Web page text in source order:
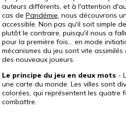
auteurs différents, et à l'attention
cas de Pandémie, nous découvrons
accessible. Non pas qu'il soit simple
plutôt le contraire, puisqu'il nous a
pour la première fois... en mode
mécanismes du jeu sont vite
des nouveaux joueurs.
Le principe du jeu en deux mots -
une carte du monde. Les villes sont
colorées, qui représentent les quatre
combattre.